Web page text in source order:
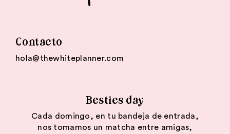
Contacto
hola@thewhiteplanner.com
Besties day
Cada domingo, en tu bandeja de entrada,
nos tomamos un matcha entre amigas,